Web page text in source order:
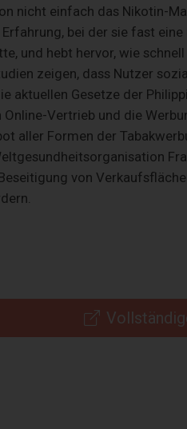
nicht einfach das Nikotin-
bei der sie fast
und hebt hervor, wie
zeigen, dass Nutzer
aktuellen Gesetze der
Online-Vertrieb und die
aller Formen der
von